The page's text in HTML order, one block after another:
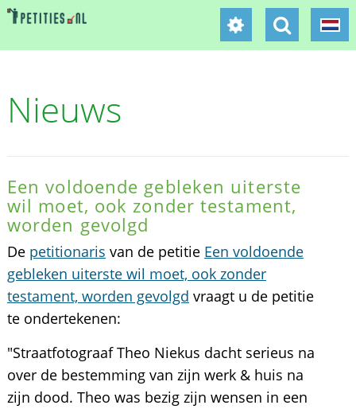
Nieuws
Een voldoende gebleken uiterste
wil moet, ook zonder testament,
worden gevolgd
De petitionaris van de petitie Een voldoende
gebleken uiterste wil moet, ook zonder
testament, worden gevolgd vraagt u de petitie
te ondertekenen:
"Straatfotograaf Theo Niekus dacht serieus na
over de bestemming van zijn werk & huis na
zijn dood. Theo was bezig zijn wensen in een